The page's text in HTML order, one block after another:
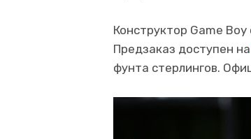
Конструктор Game
Предзаказ доступен на
фунта стерлингов.